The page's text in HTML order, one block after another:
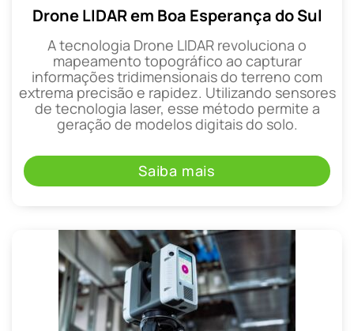
Drone LIDAR em Boa Esperança do Sul
A tecnologia Drone LIDAR revoluciona o
mapeamento topográfico ao capturar
informações tridimensionais do terreno com
extrema precisão e rapidez. Utilizando sensores
de tecnologia laser, esse método permite a
geração de modelos digitais do solo.
Saiba mais